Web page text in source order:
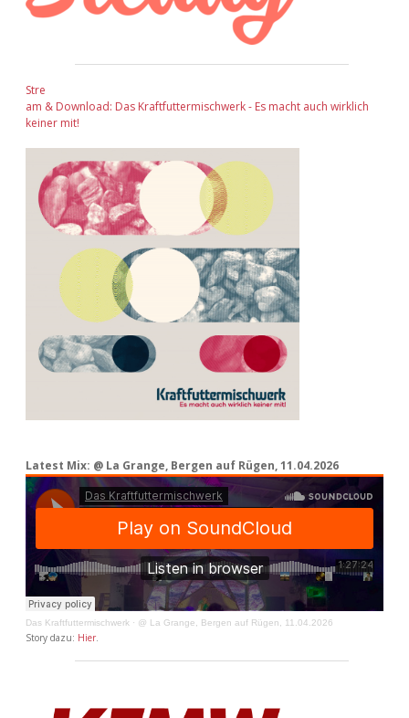
Stre
am & Download: Das Kraftfuttermischwerk - Es macht auch wirklich
keiner mit!
Latest Mix: @ La Grange, Bergen auf Rügen, 11.04.2026
Das Kraftfuttermischwerk · @ La Grange, Bergen auf Rügen, 11.04.2026
Story dazu: Hier